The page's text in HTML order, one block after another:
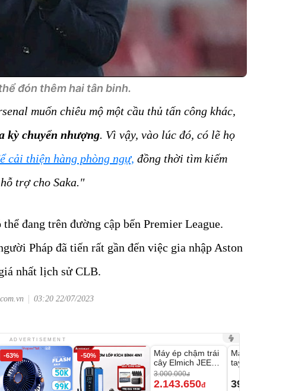
đón thêm hai tân binh.
muốn chiêu mộ một cầu thủ tấn công khác,
kỳ chuyển nhượng. Vì vậy, vào lúc đó, có lẽ họ
cải thiện hàng phòng ngự, đồng thời tìm kiếm
trợ cho Saka."
đang trên đường cập bến Premier League.
Pháp đã tiến rất gần đến việc gia nhập Aston
nhất lịch sử CLB.
03:20 22/07/2023
ADVERTISEMENT
-63% -50% -28%
Máy ép chậm trái
cây Elmich JEE
1855OL
3.000.000đ
2.143.650đ
Máy rửa xe cầm
tay xịt rửa cao áp
399.000